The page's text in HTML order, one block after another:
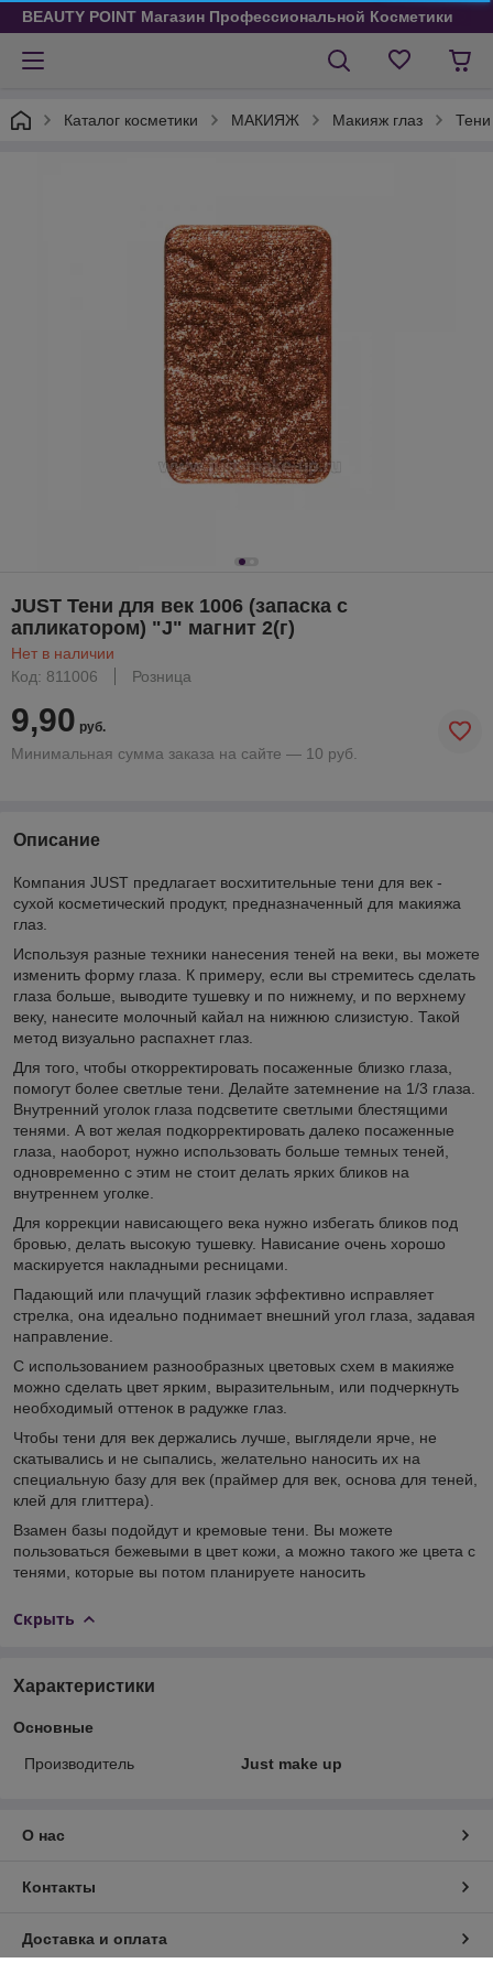
BEAUTY POINT Магазин Профессиональной Косметики
Каталог косметики МАКИЯЖ Макияж глаз Тени
JUST Тени для век 1006 (запаска с
апликатором) "J" магнит 2(г)
Нет в наличии
Код: 811006
Розница
9,90 руб.
Минимальная сумма заказа на сайте — 10 руб.
Описание
Компания JUST предлагает восхитительные тени для век -
сухой косметический продукт, предназначенный для макияжа
глаз.
Используя разные техники нанесения теней на веки, вы можете
изменить форму глаза. К примеру, если вы стремитесь сделать
глаза больше, выводите тушевку и по нижнему, и по верхнему
веку, нанесите молочный кайал на нижнюю слизистую. Такой
метод визуально распахнет глаз.
Для того, чтобы откорректировать посаженные близко глаза,
помогут более светлые тени. Делайте затемнение на 1/3 глаза.
Внутренний уголок глаза подсветите светлыми блестящими
тенями. А вот желая подкорректировать далеко посаженные
глаза, наоборот, нужно использовать больше темных теней,
одновременно с этим не стоит делать ярких бликов на
внутреннем уголке.
Для коррекции нависающего века нужно избегать бликов под
бровью, делать высокую тушевку. Нависание очень хорошо
маскируется накладными ресницами.
Падающий или плачущий глазик эффективно исправляет
стрелка, она идеально поднимает внешний угол глаза, задавая
направление.
С использованием разнообразных цветовых схем в макияже
можно сделать цвет ярким, выразительным, или подчеркнуть
необходимый оттенок в радужке глаз.
Чтобы тени для век держались лучше, выглядели ярче, не
скатывались и не сыпались, желательно наносить их на
специальную базу для век (праймер для век, основа для теней,
клей для глиттера).
Взамен базы подойдут и кремовые тени. Вы можете
пользоваться бежевыми в цвет кожи, а можно такого же цвета с
тенями, которые вы потом планируете наносить
Скрыть
Характеристики
Основные
Производитель Just make up
О нас
Контакты
Доставка и оплата